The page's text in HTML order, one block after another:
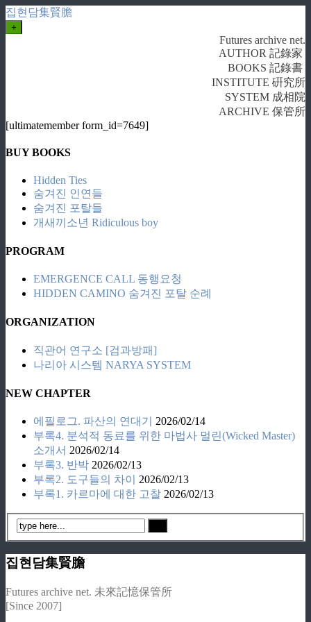
집현담集賢膽
+
Futures archive net.
AUTHOR 記錄家
BOOKS 記錄書
INSTITUTE 硏究所
SYSTEM 成相院
ARCHIVE 保管所
[ultimatemember form_id=7649]
BUY BOOKS
Hidden Ties
숨겨진 인연들
숨겨진 포탈들
개새끼소년 Ridiculous boy
PROGRAM
EMERGENCE CALL 동행요청
HIDDEN CAMINO 숨겨진 포탈 순례
ORGANIZATION
직관어 연구소 [검과방패]
나리아 시스템 NARYA SYSTEM
NEW CHAPTER
에필로그. 파산의 연대기
2026/02/14
부록4. 분석적 동료를 위한 마법사 멀린(Wicked Master)
소개서 2026/02/14
부록3. 반박 2026/02/13
부록2. 도구들의 차이
2026/02/13
부록1. 카르마에 대한 고찰 2026/02/13
집현담集賢膽
Futures archive net. 未來記憶保管所
[Since 2007]